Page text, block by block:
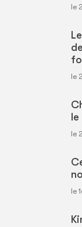
le
le
le
le